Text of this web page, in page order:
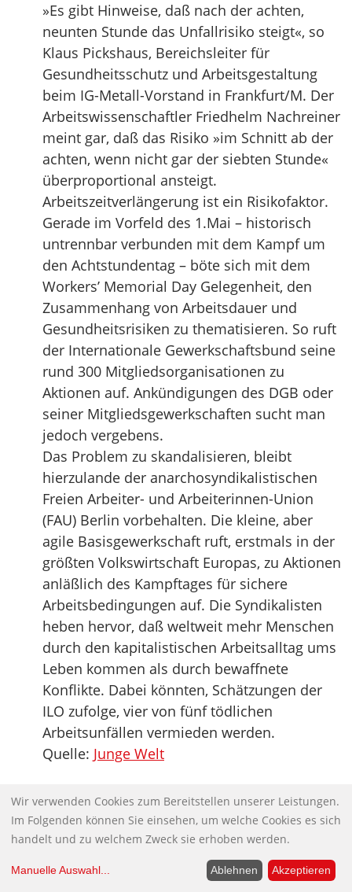
»Es gibt Hinweise, daß nach der achten,
neunten Stunde das Unfallrisiko steigt«, so
Klaus Pickshaus, Bereichsleiter für
Gesundheitsschutz und Arbeitsgestaltung
beim IG-Metall-Vorstand in Frankfurt/M. Der
Arbeitswissenschaftler Friedhelm Nachreiner
meint gar, daß das Risiko »im Schnitt ab der
achten, wenn nicht gar der siebten Stunde«
überproportional ansteigt.
Arbeitszeitverlängerung ist ein Risikofaktor.
Gerade im Vorfeld des 1.Mai – historisch
untrennbar verbunden mit dem Kampf um
den Achtstundentag – böte sich mit dem
Workers’ Memorial Day Gelegenheit, den
Zusammenhang von Arbeitsdauer und
Gesundheitsrisiken zu thematisieren. So ruft
der Internationale Gewerkschaftsbund seine
rund 300 Mitgliedsorganisationen zu
Aktionen auf. Ankündigungen des DGB oder
seiner Mitgliedsgewerkschaften sucht man
jedoch vergebens.
Das Problem zu skandalisieren, bleibt
hierzulande der anarchosyndikalistischen
Freien Arbeiter- und Arbeiterinnen-Union
(FAU) Berlin vorbehalten. Die kleine, aber
agile Basisgewerkschaft ruft, erstmals in der
größten Volkswirtschaft Europas, zu Aktionen
anläßlich des Kampftages für sichere
Arbeitsbedingungen auf. Die Syndikalisten
heben hervor, daß weltweit mehr Menschen
durch den kapitalistischen Arbeitsalltag ums
Leben kommen als durch bewaffnete
Konflikte. Dabei könnten, Schätzungen der
ILO zufolge, vier von fünf tödlichen
Arbeitsunfällen vermieden werden.
Quelle: Junge Welt
Akten frei zugänglich im Internet
Ein Klick auf die Seite des
nicht mehr weit zu Dokumenten, die
Wir verwenden Cookies zum Bereitstellen unserer Leistungen.
Im Folgenden können Sie einsehen, um welche Cookies es sich
handelt und zu welchem Zweck sie erhoben werden.
Manuelle Auswahl... Ablehnen Akzeptieren